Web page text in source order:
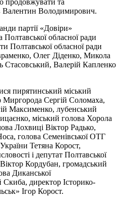
Володимирович.
партії «Довіри»
обласної ради
Полтавської обласної ради
Олег Діденко, Микола
Стасовський, Валерій Капленко
пирятинський міський
Миргорода Сергій Соломаха,
Максименко, лубенський
міський голова Хорола
Лохвиці Віктор Радько,
голова Семенівської ОТГ
Тетяна Корост,
і депутат Полтавської
Кордубан, громадський
Диканської
Скиба, директор Історико-
Ігор Корост.